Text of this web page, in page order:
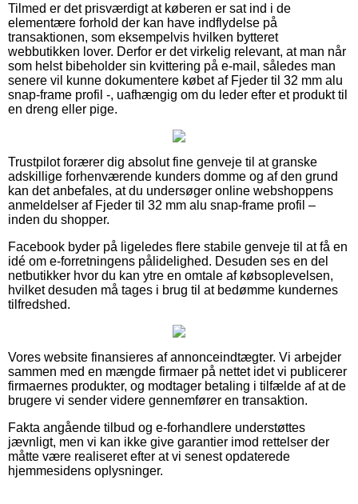
Tilmed er det prisværdigt at køberen er sat ind i de
elementære forhold der kan have indflydelse på
transaktionen, som eksempelvis hvilken bytteret
webbutikken lover. Derfor er det virkelig relevant, at man når
som helst bibeholder sin kvittering på e-mail, således man
senere vil kunne dokumentere købet af Fjeder til 32 mm alu
snap-frame profil -, uafhængig om du leder efter et produkt til
en dreng eller pige.
Trustpilot forærer dig absolut fine genveje til at granske
adskillige forhenværende kunders domme og af den grund
kan det anbefales, at du undersøger online webshoppens
anmeldelser af Fjeder til 32 mm alu snap-frame profil –
inden du shopper.
Facebook byder på ligeledes flere stabile genveje til at få en
idé om e-forretningens pålidelighed. Desuden ses en del
netbutikker hvor du kan ytre en omtale af købsoplevelsen,
hvilket desuden må tages i brug til at bedømme kundernes
tilfredshed.
Vores website finansieres af annonceindtægter. Vi arbejder
sammen med en mængde firmaer på nettet idet vi publicerer
firmaernes produkter, og modtager betaling i tilfælde af at de
brugere vi sender videre gennemfører en transaktion.
Fakta angående tilbud og e-forhandlere understøttes
jævnligt, men vi kan ikke give garantier imod rettelser der
måtte være realiseret efter at vi senest opdaterede
hjemmesidens oplysninger.